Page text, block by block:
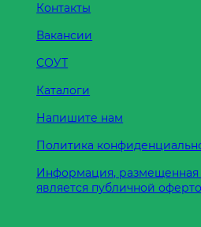
Контакты
Вакансии
СОУТ
Каталоги
Напишите нам
Политика
Информация, размещенная
является публичной